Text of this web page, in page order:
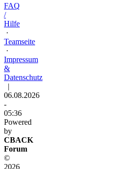
FAQ
/
Hilfe
·
Teamseite
·
Impressum
&
Datenschutz
|
06.08.2026
-
05:36
Powered
by
CBACK
Forum
©
2026